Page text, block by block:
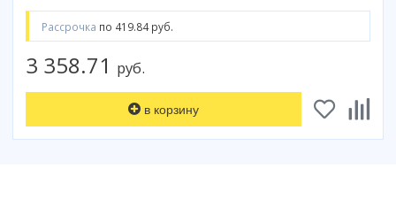
Рассрочка по 419.84 руб.
3 358.71 руб.
в корзину